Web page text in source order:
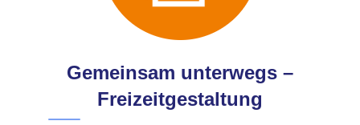
Gemeinsam unterwegs –
Freizeitgestaltung